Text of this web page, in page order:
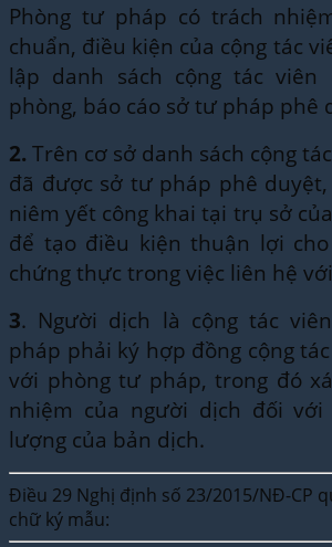
Phòng tư pháp có trách
chuẩn, điều kiện của cộng tác
lập danh sách cộng tác viên
phòng, báo cáo sở tư pháp phê
2. Trên cơ sở danh sách cộng
đã được sở tư pháp phê
niêm yết công khai tại trụ sở
để tạo điều kiện thuận lợi
chứng thực trong việc liên hệ
3. Người dịch là cộng tác
pháp phải ký hợp đồng cộng
với phòng tư pháp, trong đó
nhiệm của người dịch đối
lượng của bản dịch.
Điều 29 Nghị định số 23/2015/NĐ-CP
chữ ký mẫu: